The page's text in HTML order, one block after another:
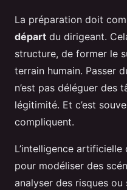
La préparation doit
départ du dirigeant.
structure, de former le
terrain humain. Passer
n’est pas déléguer des
légitimité. Et c’est
compliquent.
L’intelligence
pour modéliser des
analyser des risques